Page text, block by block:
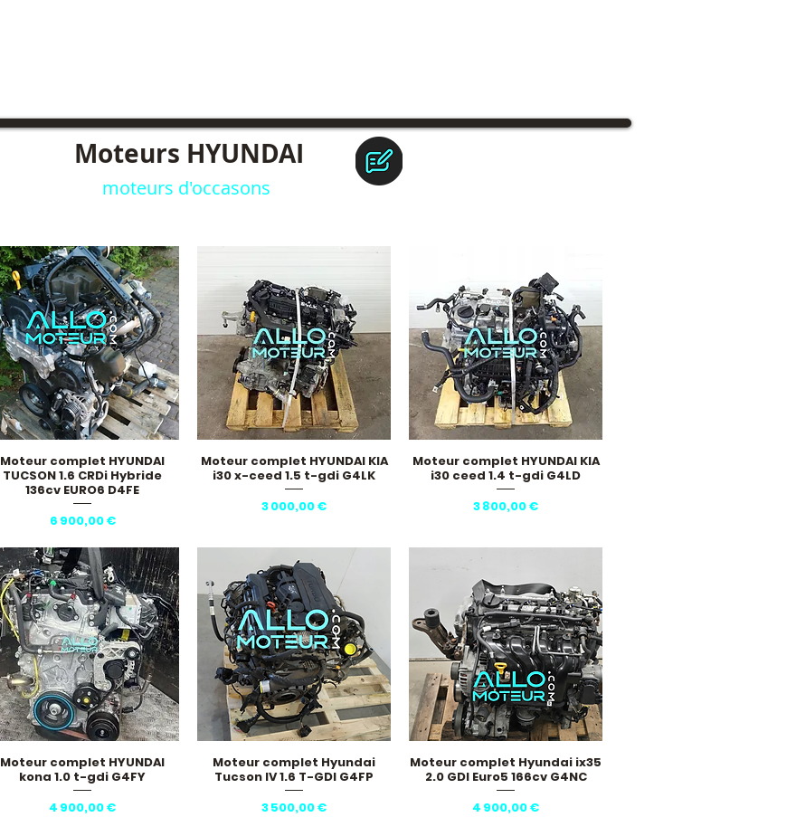
moteurs d'occasons
Moteurs HYUNDAI
Aperçu rapide
Moteur complet HYUNDAI
TUCSON 1.6 CRDi Hybride
136cv EURO6 D4FE
Prix
6 900,00 €
Aperçu rapide
Moteur complet HYUNDAI KIA
i30 x-ceed 1.5 t-gdi G4LK
Prix
3 000,00 €
Aperçu rapide
Moteur complet HYUNDAI KIA
i30 ceed 1.4 t-gdi G4LD
Prix
3 800,00 €
Aperçu rapide
Moteur complet HYUNDAI
kona 1.0 t-gdi G4FY
Prix
4 900,00 €
Aperçu rapide
Moteur complet Hyundai
Tucson IV 1.6 T-GDI G4FP
Prix
3 500,00 €
Aperçu rapide
Moteur complet Hyundai ix35
2.0 GDI Euro5 166cv G4NC
Prix
4 900,00 €